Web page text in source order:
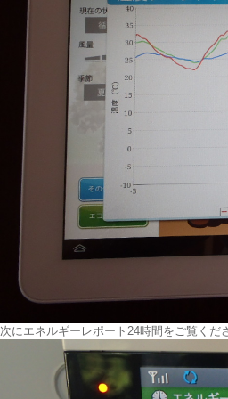
次にエネルギーレポート24時間をご覧くだ